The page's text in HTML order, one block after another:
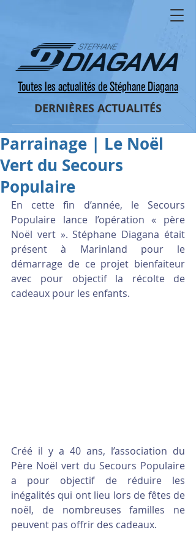
Toutes les actualités de Stéphane Diagana
DERNIÈRES ACTUALITÉS
Parrainage | Le Noël
Vert du Secours
Populaire
En cette fin d’année, le Secours
Populaire lance l’opération « père
Noël vert ». Stéphane Diagana était
présent à Marinland pour le
démarrage de ce projet bienfaiteur
avec pour objectif la récolte de
cadeaux pour les enfants.
Créé il y a 40 ans, l’association du
Père Noël vert du Secours Populaire
a pour objectif de réduire les
inégalités qui ont lieu lors de fêtes de
noël, de nombreuses familles ne
peuvent pas offrir des cadeaux.